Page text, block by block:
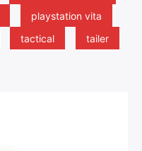
playstation vita
tactical tailer